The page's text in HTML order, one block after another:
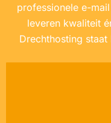
professionele e-
leveren kwaliteit
Drechthosting